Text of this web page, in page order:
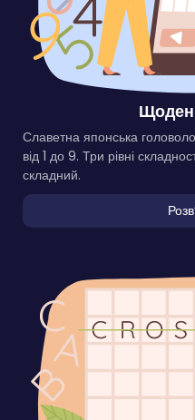
Славетна японська
від 1 до 9. Три рівні
складний.